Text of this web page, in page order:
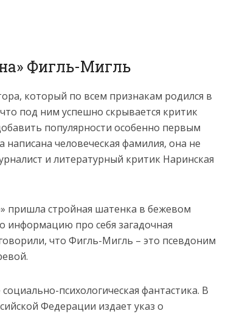
Фигль-Мигль
который по всем признакам родился в
под ним успешно скрывается критик
популярности особенно первым
человеческая фамилия, она не
и литературный критик Наринская
пришла стройная шатенка в бежевом
информацию про себя загадочная
что Фигль-Мигль – это псевдоним
психологическая фантастика. В
Федерации издает указ о